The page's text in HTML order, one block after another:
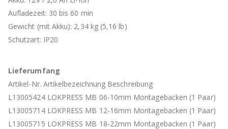
Aufladezeit: 30 bis 60 min
Gewicht (mit Akku): 2,34 kg (5,16 lb)
Schutzart: IP20
Lieferumfang
Artikel-Nr. Artikelbezeichnung Beschreibung
L13005424 LOKPRESS MB 06-10mm Montagebacken (1 Paar)
L13005714 LOKPRESS MB 12-16mm Montagebacken (1 Paar)
L13005715 LOKPRESS MB 18-22mm Montagebacken (1 Paar)